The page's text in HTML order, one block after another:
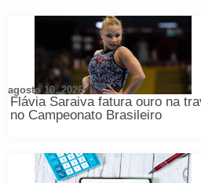
Flávia Saraiva fatura ouro na
no Campeonato Brasileiro
agosto 10, 2026